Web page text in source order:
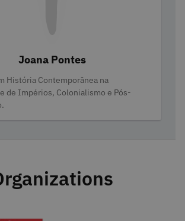
Joana Pontes
História Contemporânea na
de Impérios, Colonialismo e Pós-